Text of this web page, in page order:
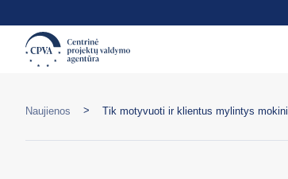
Naujienos >